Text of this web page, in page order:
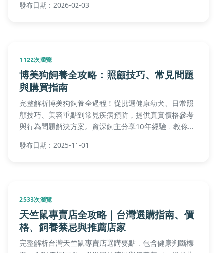
發布日期：2026-02-03
1122次瀏覽
博美狗飼養全攻略：照顧技巧、常見問題
與購買指南
完整解析博美狗飼養全過程！從挑選健康幼犬、日常照
顧技巧、美容重點到常見疾病預防，提供真實價格參考
與行為問題解決方案。資深飼主分享10年經驗，教你避
發布日期：2025-11-01
2533次瀏覽
天竺鼠專賣店全攻略｜台灣選購指南、價
格、飼養禁忌與推薦店家
完整解析台灣天竺鼠專賣店選購要點，包含健康判斷標